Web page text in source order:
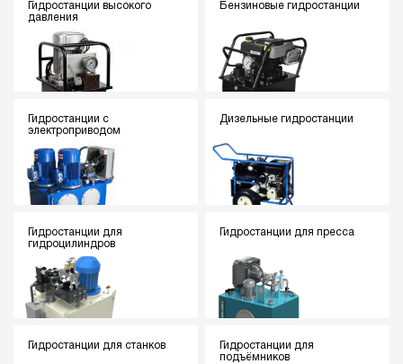
Гидростанции высокого
давления
Бензиновые гидростанции
Гидростанции с
электроприводом
Дизельные гидростанции
Гидростанции для
гидроцилиндров
Гидростанции для пресса
Гидростанции для станков
Гидростанции для
подъёмников